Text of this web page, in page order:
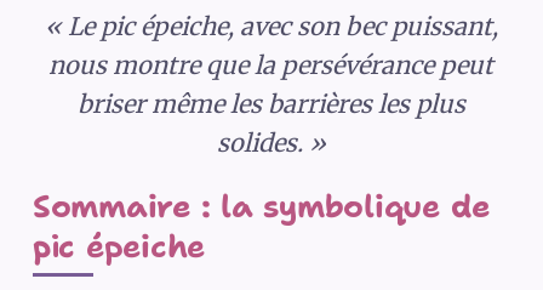
« Le pic épeiche, avec son bec puissant,
nous montre que la persévérance peut
briser même les barrières les plus
solides. »
Sommaire : la symbolique de
pic épeiche